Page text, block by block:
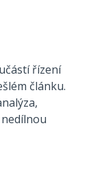
řízení
článku.